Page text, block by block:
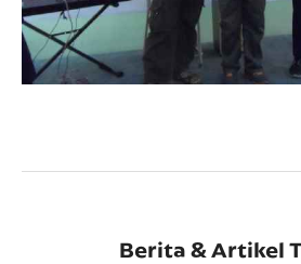
Berita & Artikel